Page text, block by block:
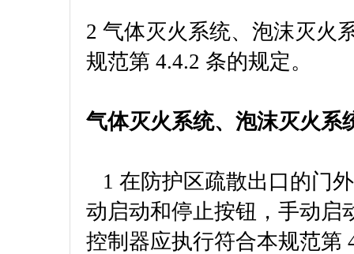
2 气体灭火系统、泡沫灭火
规范第 4.4.2 条的规定。
气体灭火系统、泡沫灭火系
1 在防护区疏散出口的门
动启动和停止按钮，手动启
控制器应执行符合本规范第